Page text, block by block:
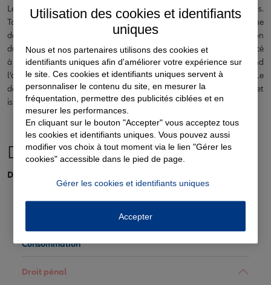
Le délai de prescription du recel de vol est également de 6 ans.
Toutefois ce délai commence à courir à partir du jour où le receleur ne
détient plus l'objet volé. En pratique, si l’objet volé reste en possession
du receleur pendant 6 ans, le délai de prescription n’a pas commencé
à courir donc le délit n'est pas prescrit. En revanche, si le receleur vend
l’objet issu du vol, le délai de prescription commencera à courir. Le
délit ne sera prescrit que six années révolues après la vente de l'objet
issu du vol dans cet exemple précis.
Droit pénal
DÉLITS/PROCÉDURE PÉNALE
Consommation
Droit pénal
Utilisation des cookies et identifiants
uniques
Nous et nos partenaires utilisons des cookies et
identifiants uniques afin d'améliorer votre expérience sur
le site. Ces cookies et identifiants uniques servent à
personnaliser le contenu du site, en mesurer la
fréquentation, permettre des publicités ciblées et en
mesurer les performances.
En cliquant sur le bouton "Accepter" vous acceptez tous
les cookies et identifiants uniques. Vous pouvez aussi
modifier vos choix à tout moment via le lien "Gérer les
cookies" accessible dans le pied de page.
Gérer les cookies et identifiants uniques
Accepter